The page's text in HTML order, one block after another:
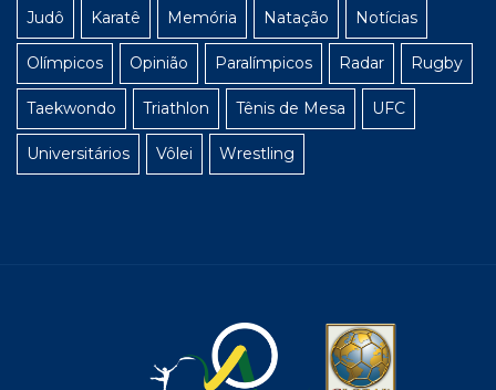
Judô Karatê Memória Natação Notícias
Olímpicos Opinião Paralímpicos Radar Rugby
Taekwondo Triathlon Tênis de Mesa UFC
Universitários Vôlei Wrestling